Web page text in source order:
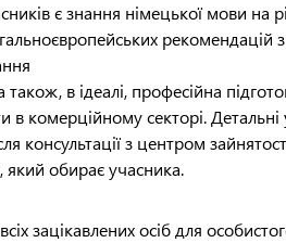
є знання німецької мови на
рекомендацій
також, в ідеалі, професійна
в комерційному секторі.
консультації з центром
який обирає учасника.
зацікавлених осіб для